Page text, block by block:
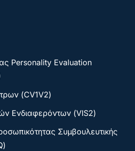
Personality Evaluation
(CV1V2)
Ενδιαφερόντων (VIS2)
Συμβουλευτικής